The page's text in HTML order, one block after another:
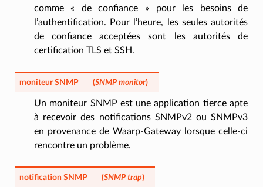
comme « de confiance » pour les besoins de
l’authentification. Pour l’heure, les seules autorités
de confiance acceptées sont les autorités de
certification TLS et SSH.
moniteur SNMP (SNMP monitor)
Un moniteur SNMP est une application tierce apte
à recevoir des notifications SNMPv2 ou SNMPv3
en provenance de Waarp-Gateway lorsque celle-ci
rencontre un problème.
notification SNMP (SNMP trap)